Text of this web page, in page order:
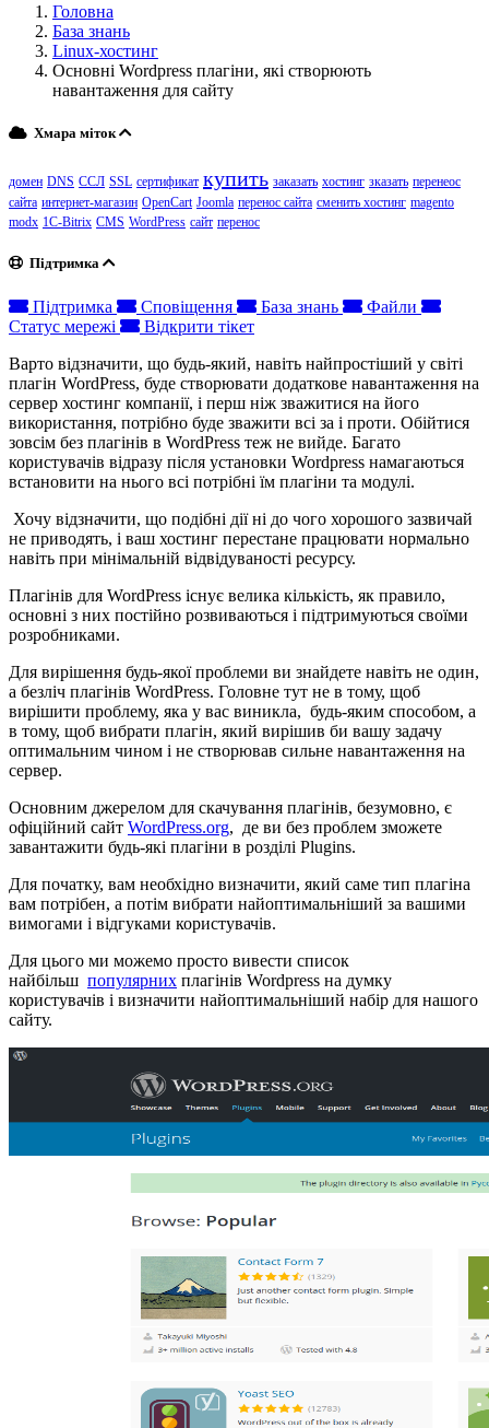
Головна
База знань
Linux-хостинг
Основні Wordpress плагіни, які створюють
навантаження для сайту
Хмара міток
домен DNS ССЛ SSL сертификат купить заказать хостинг зказать перенеос
сайта интернет-магазин OpenCart Joomla перенос сайта сменить хостинг magento
modx 1C-Bitrix CMS WordPress сайт перенос
Підтримка
Підтримка Сповіщення База знань
Файли
Статус мережі
Відкрити тікет
Варто відзначити, що будь-який, навіть найпростіший у світі
плагін WordPress, буде створювати додаткове навантаження на
сервер хостинг компанії, і перш ніж зважитися на його
використання, потрібно буде зважити всі за і проти. Обійтися
зовсім без плагінів в WordPress теж не вийде. Багато
користувачів відразу після установки Wordpress намагаються
встановити на нього всі потрібні їм плагіни та модулі.
Хочу відзначити, що подібні дії ні до чого хорошого зазвичай
не приводять, і ваш хостинг перестане працювати нормально
навіть при мінімальній відвідуваності ресурсу.
Плагінів для WordPress існує велика кількість, як правило,
основні з них постійно розвиваються і підтримуються своїми
розробниками.
Для вирішення будь-якої проблеми ви знайдете навіть не один,
а безліч плагінів WordPress. Головне тут не в тому, щоб
вирішити проблему, яка у вас виникла, будь-яким способом, а
в тому, щоб вибрати плагін, який вирішив би вашу задачу
оптимальним чином і не створював сильне навантаження на
сервер.
Основним джерелом для скачування плагінів, безумовно, є
офіційний сайт WordPress.org, де ви без проблем зможете
завантажити будь-які плагіни в розділі Plugins.
Для початку, вам необхідно визначити, який саме тип плагіна
вам потрібен, а потім вибрати найоптимальніший за вашими
вимогами і відгуками користувачів.
Для цього ми можемо просто вивести список
найбільш популярних плагінів Wordpress на думку
користувачів і визначити найоптимальніший набір для нашого
сайту.